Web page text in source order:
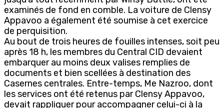
examinés de fond en comble. La voiture de Clensy
Appavoo a également été soumise à cet exercice
de perquisition.
Au bout de trois heures de fouilles intenses, soit peu
après 18 h, les membres du Central CID devaient
embarquer au moins deux valises remplies de
documents et bien scellées à destination des
Casernes centrales. Entre-temps, Me Nazroo, dont
les services ont été retenus par Clensy Appavoo,
devait rappliquer pour accompagner celui-ci à la